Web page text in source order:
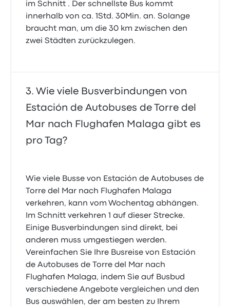
im Schnitt . Der schnellste Bus kommt
innerhalb von ca. 1Std. 30Min. an. Solange
braucht man, um die 30 km zwischen den
zwei Städten zurückzulegen.
Wie viele Busverbindungen von
Estación de Autobuses de Torre del
Mar nach Flughafen Malaga gibt es
pro Tag?
Wie viele Busse von Estación de Autobuses de
Torre del Mar nach Flughafen Malaga
verkehren, kann vom Wochentag abhängen.
Im Schnitt verkehren 1 auf dieser Strecke.
Einige Busverbindungen sind direkt, bei
anderen muss umgestiegen werden.
Vereinfachen Sie Ihre Busreise von Estación
de Autobuses de Torre del Mar nach
Flughafen Malaga, indem Sie auf Busbud
verschiedene Angebote vergleichen und den
Bus auswählen, der am besten zu Ihrem